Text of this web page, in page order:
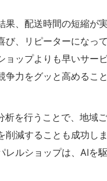
果、配送時間の短縮が
び、リピーターになっ
ョップよりも早いサー
力をグッと高めるこ
析を行うことで、地域
削減することも成功し
レルショップは、AIを